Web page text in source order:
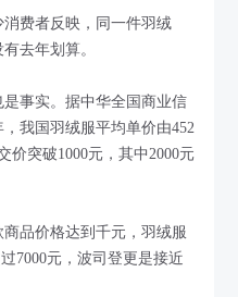
费者反映，同一件羽绒
去年划算。
事实。据中华全国商业信
我国羽绒服平均单价由452
价突破1000元，其中2000元
品价格达到千元，羽绒服
7000元，波司登更是接近